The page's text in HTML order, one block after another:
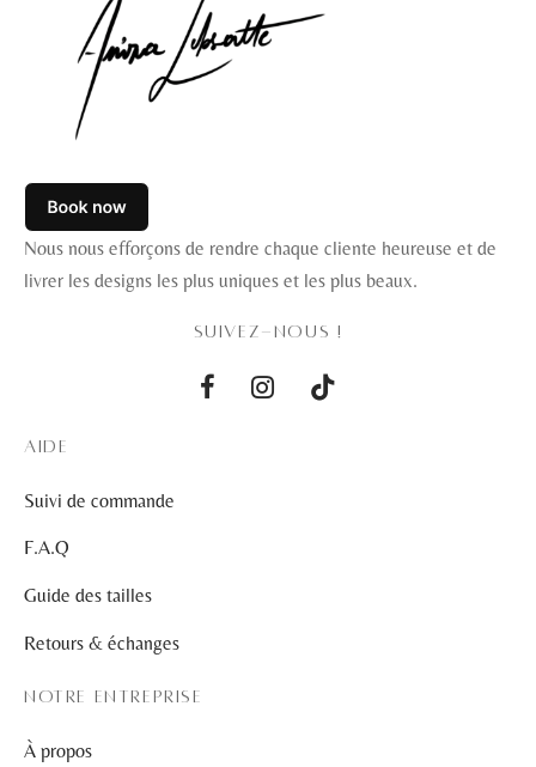
Nous nous efforçons de rendre chaque cliente heureuse et de
livrer les designs les plus uniques et les plus beaux.
SUIVEZ-NOUS !
AIDE
Suivi de commande
F.A.Q
Guide des tailles
Retours & échanges
NOTRE ENTREPRISE
À propos